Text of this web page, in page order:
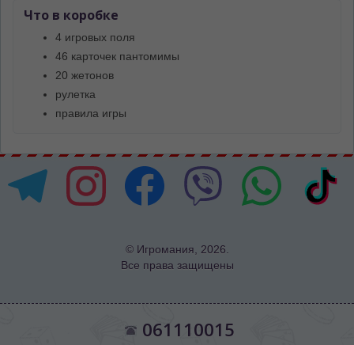
Что в коробке
4 игровых поля
46 карточек пантомимы
20 жетонов
рулетка
правила игры
© Игромания, 2026.
Все права защищены
061110015